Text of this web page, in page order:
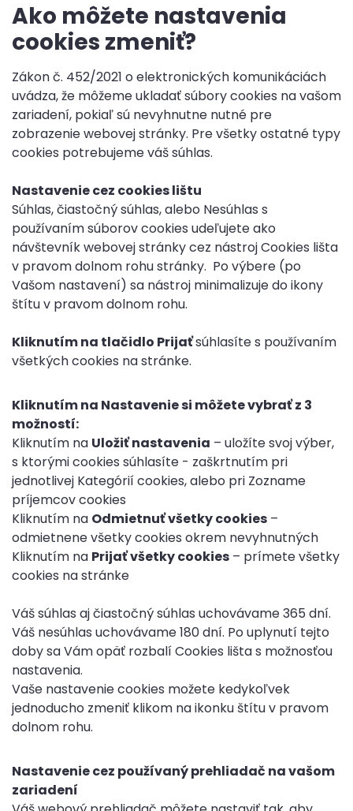
Ako môžete nastavenia
cookies zmeniť?
Zákon č. 452/2021 o elektronických komunikáciách
uvádza, že môžeme ukladať súbory cookies na vašom
zariadení, pokiaľ sú nevyhnutne nutné pre
zobrazenie webovej stránky. Pre všetky ostatné typy
cookies potrebujeme váš súhlas.
Nastavenie cez cookies lištu
Súhlas, čiastočný súhlas, alebo Nesúhlas s
používaním súborov cookies udeľujete ako
návštevník webovej stránky cez nástroj Cookies lišta
v pravom dolnom rohu stránky. Po výbere (po
Vašom nastavení) sa nástroj minimalizuje do ikony
štítu v pravom dolnom rohu.
Kliknutím na tlačidlo Prijaťsúhlasíte s používaním
všetkých cookies na stránke.
Kliknutím na Nastavenie si môžete vybrať z 3
možností:
Kliknutím na Uložiť nastavenia – uložíte svoj výber,
s ktorými cookies súhlasíte - zaškrtnutím pri
jednotlivej Kategórií cookies, alebo pri Zozname
príjemcov cookies
Kliknutím na Odmietnuť všetky cookies –
odmietnene všetky cookies okrem nevyhnutných
Kliknutím na Prijať všetky cookies – prímete všetky
cookies na stránke
Váš súhlas aj čiastočný súhlas uchovávame 365 dní.
Váš nesúhlas uchovávame 180 dní. Po uplynutí tejto
doby sa Vám opäť rozbalí Cookies lišta s možnosťou
nastavenia.
Vaše nastavenie cookies možete kedykoľvek
jednoducho zmeniť klikom na ikonku štítu v pravom
dolnom rohu.
Nastavenie cez používaný prehliadač na vašom
zariadení